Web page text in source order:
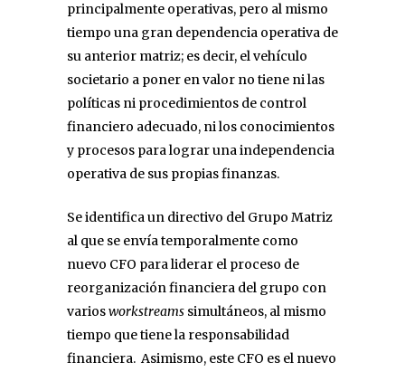
principalmente operativas, pero al mismo
tiempo una gran dependencia operativa de
su anterior matriz; es decir, el vehículo
societario a poner en valor no tiene ni las
políticas ni procedimientos de control
financiero adecuado, ni los conocimientos
y procesos para lograr una independencia
operativa de sus propias finanzas.
Se identifica un directivo del Grupo Matriz
al que se envía temporalmente como
nuevo CFO para liderar el proceso de
reorganización financiera del grupo con
variosworkstreams simultáneos, al mismo
tiempo que tiene la responsabilidad
financiera. Asimismo, este CFO es el nuevo